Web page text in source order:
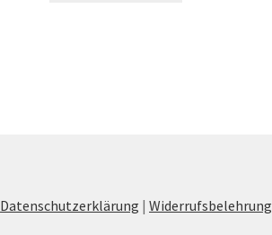
Datenschutzerklärung |Widerrufsbelehrung